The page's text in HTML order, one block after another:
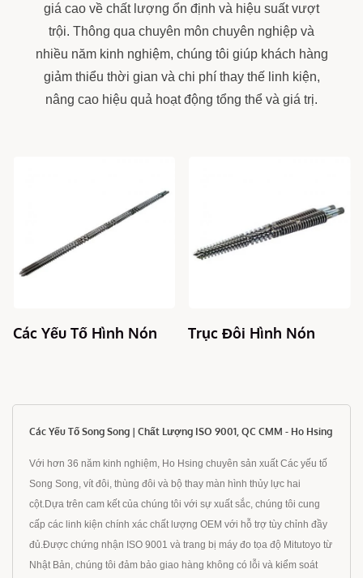
giá cao về chất lượng ổn định và hiệu suất vượt
trội. Thông qua chuyên môn chuyên nghiệp và
nhiều năm kinh nghiệm, chúng tôi giúp khách hàng
giảm thiểu thời gian và chi phí thay thế linh kiện,
nâng cao hiệu quả hoạt động tổng thể và giá trị.
Trục Đôi Hình Nón Các Yếu Tố Trục Đôi
Các Yếu Tố Song Song | Chất Lượng ISO 9001, QC CMM - Ho Hsing
Với hơn 36 năm kinh nghiệm, Ho Hsing chuyên sản xuất Các yếu tố
Song Song, vít đôi, thùng đôi và bộ thay màn hình thủy lực hai
cột.Dựa trên cam kết của chúng tôi với sự xuất sắc, chúng tôi cung
cấp các linh kiện chính xác chất lượng OEM với hỗ trợ tùy chỉnh đầy
đủ.Được chứng nhận ISO 9001 và trang bị máy đo tọa độ Mitutoyo từ
Nhật Bản, chúng tôi đảm bảo giao hàng không có lỗi và kiểm soát